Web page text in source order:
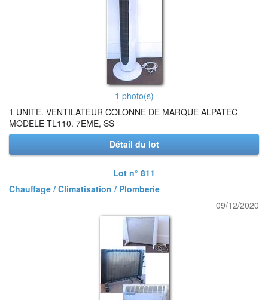
1 photo(s)
1 UNITE. VENTILATEUR COLONNE DE MARQUE ALPATEC
MODELE TL110. 7EME, SS
Détail du lot
Lot n° 811
Chauffage / Climatisation / Plomberie
09/12/2020